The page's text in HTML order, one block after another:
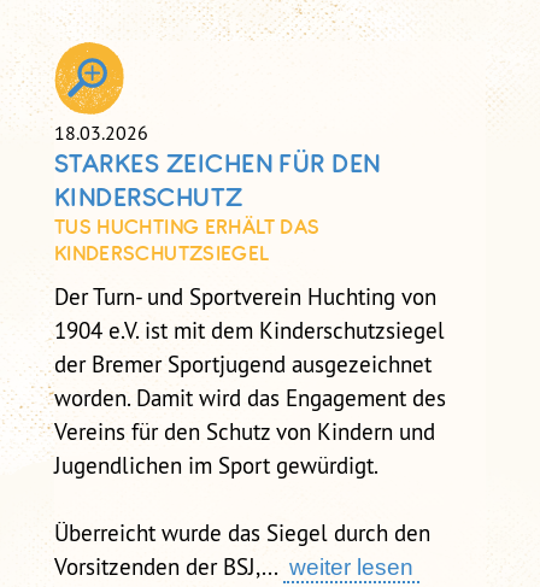
18.03.2026
STARKES ZEICHEN FÜR DEN
KINDERSCHUTZ
TUS HUCHTING ERHÄLT DAS
KINDERSCHUTZSIEGEL
Der Turn- und Sportverein Huchting von
1904 e.V. ist mit dem Kinderschutzsiegel
der Bremer Sportjugend ausgezeichnet
worden. Damit wird das Engagement des
Vereins für den Schutz von Kindern und
Jugendlichen im Sport gewürdigt.
Überreicht wurde das Siegel durch den
Vorsitzenden der BSJ,... weiter lesen